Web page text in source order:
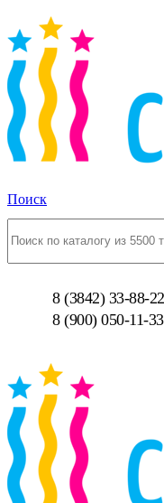
Поиск
8 (3842) 33-88-22
8 (900) 050-11-33